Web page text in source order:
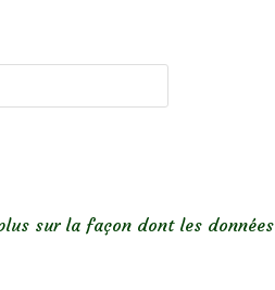
sur la façon dont les données